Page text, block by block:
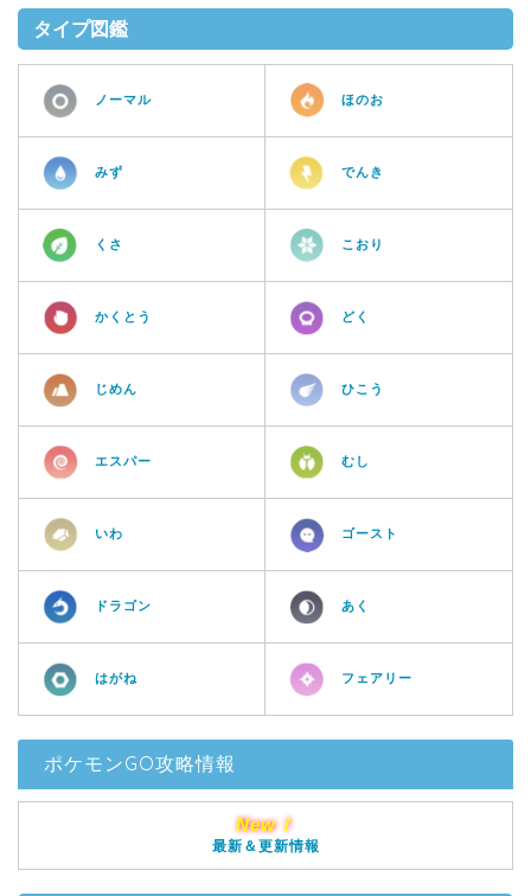
タイプ図鑑
ノーマル ほのお
みず でんき
くさ こおり
かくとう どく
じめん ひこう
エスパー むし
いわ ゴースト
ドラゴン あく
はがね フェアリー
ポケモンGO攻略情報
New！
最新＆更新情報